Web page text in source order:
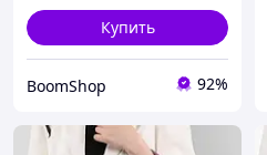
Купить
BoomShop 92%